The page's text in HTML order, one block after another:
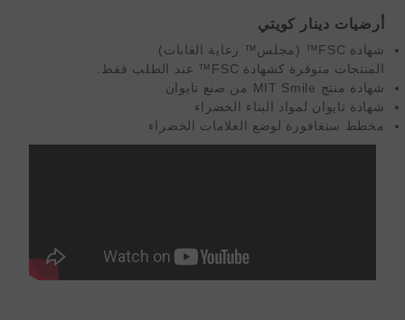
أرضيات دينار كويتي
شهادة FSC™ (مجلس™ رعاية الغابات)
المنتجات متوفرة كشهادة FSC™
عند الطلب فقط.
شهادة منتج MIT Smile من صنع تايوان
شهادة تايوان لمواد البناء الخضراء
مخطط سنغافورة لوضع العلامات الخضراء